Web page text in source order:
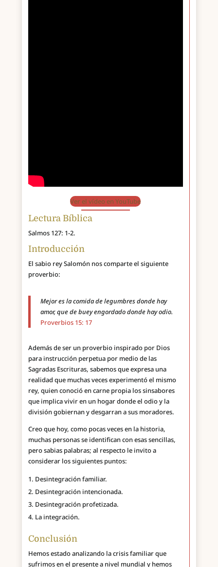
Ver el vídeo en YouTube
Lectura Bíblica
Salmos 127: 1-2.
Introducción
El sabio rey Salomón nos comparte el siguiente
proverbio:
Mejor es la comida de legumbres donde hay
amor, que de buey engordado donde hay odio.
Proverbios 15: 17
Además de ser un proverbio inspirado por Dios
para instrucción perpetua por medio de las
Sagradas Escrituras, sabemos que expresa una
realidad que muchas veces experimentó el mismo
rey, quien conoció en carne propia los sinsabores
que implica vivir en un hogar donde el odio y la
división gobiernan y desgarran a sus moradores.
Creo que hoy, como pocas veces en la historia,
muchas personas se identifican con esas sencillas,
pero sabias palabras; al respecto le invito a
considerar los siguientes puntos:
Desintegración familiar.
Desintegración intencionada.
Desintegración profetizada.
La integración.
Conclusión
Hemos estado analizando la crisis familiar que
sufrimos en el presente a nivel mundial y hemos